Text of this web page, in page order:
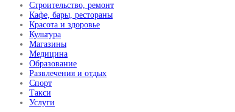
Строительство, ремонт
Кафе, бары, рестораны
Красота и здоровье
Культура
Магазины
Медицина
Образование
Развлечения и отдых
Спорт
Такси
Услуги